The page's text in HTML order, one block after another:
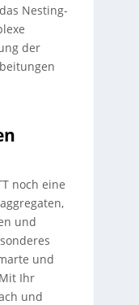
Nesting-
der
noch eine
und
und
Ihr
und